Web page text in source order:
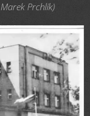
Prchlík)